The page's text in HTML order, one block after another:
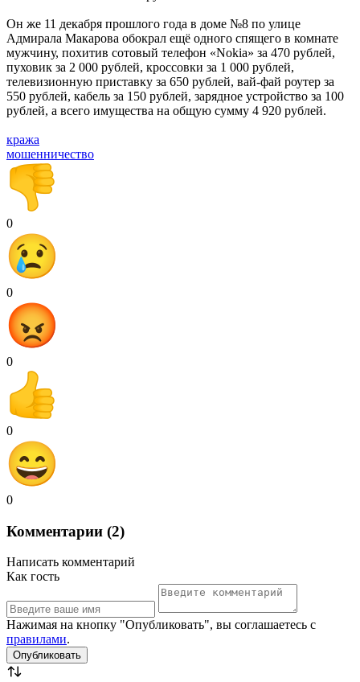
Он же 11 декабря прошлого года в доме №8 по улице
Адмирала Макарова обокрал ещё одного спящего в комнате
мужчину, похитив сотовый телефон «Nokia» за 470 рублей,
пуховик за 2 000 рублей, кроссовки за 1 000 рублей,
телевизионную приставку за 650 рублей, вай-фай роутер за
550 рублей, кабель за 150 рублей, зарядное устройство за 100
рублей, а всего имущества на общую сумму 4 920 рублей.
кража
мошенничество
0
0
0
0
0
Комментарии (2)
Написать комментарий
Как гость
Нажимая на кнопку "Опубликовать", вы соглашаетесь с
правилами.